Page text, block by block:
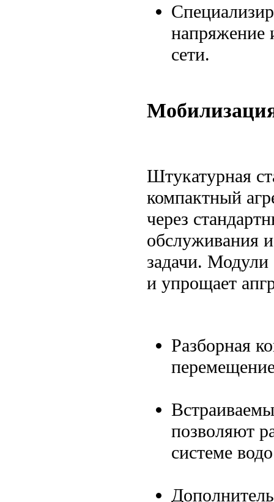
напряжение
сети.
Штукатурная
компактный
через
обслуживания
задачи.
и упрощает
Разборная
позволяют
системе